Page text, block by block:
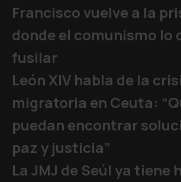
Francisco vuelve a la
donde el comunismo lo
fusilar
León XIV habla de la
migratoria en Ceuta:
puedan encontrar
paz y justicia”
La JMJ de Seúl ya tiene